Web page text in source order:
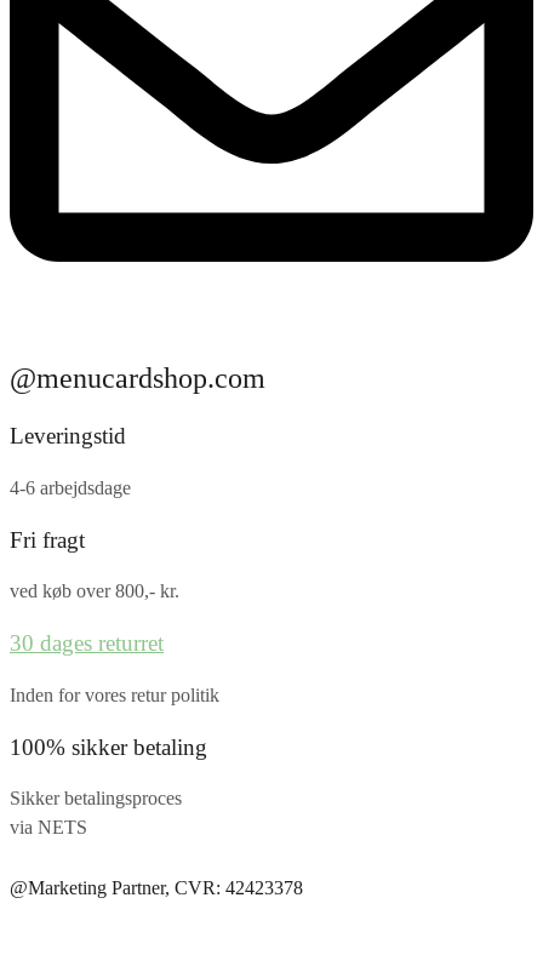
@menucardshop.com
Leveringstid
4-6 arbejdsdage
Fri fragt
ved køb over 800,- kr.
30 dages returret
Inden for vores retur politik
100% sikker betaling
Sikker betalingsproces
via NETS
@Marketing Partner, CVR: 42423378